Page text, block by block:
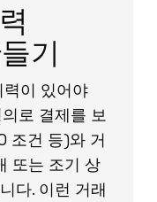
기
이 있어야
로 결제를 보
조건 등)와 거
또는 조기 상
다. 이런 거래